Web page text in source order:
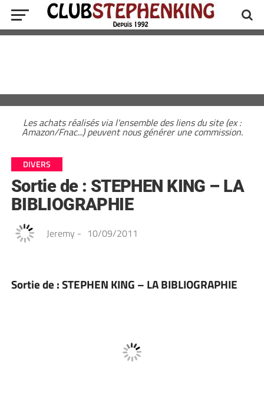
Les achats réalisés via l'ensemble des liens du site (ex :
Amazon/Fnac...) peuvent nous générer une commission.
DIVERS
Sortie de : STEPHEN KING – LA
BIBLIOGRAPHIE
Jeremy - 10/09/2011
Sortie de : STEPHEN KING – LA BIBLIOGRAPHIE